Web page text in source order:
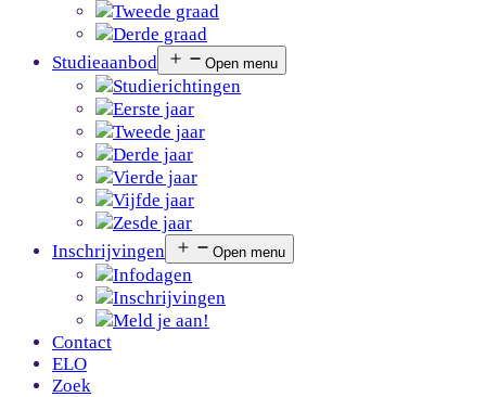
Tweede graad
Derde graad
Studieaanbod
Open menu
Studierichtingen
Eerste jaar
Tweede jaar
Derde jaar
Vierde jaar
Vijfde jaar
Zesde jaar
Inschrijvingen
Open menu
Infodagen
Inschrijvingen
Meld je aan!
Contact
ELO
Zoek